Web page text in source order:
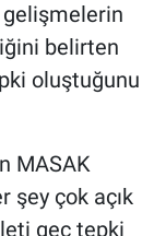
belirten
oluştuğunu
MASAK
şey çok açık
geç tepki